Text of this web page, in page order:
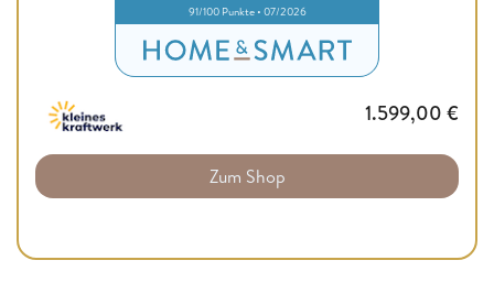
91/100 Punkte • 07/2026
1.599,00 €
Zum Shop